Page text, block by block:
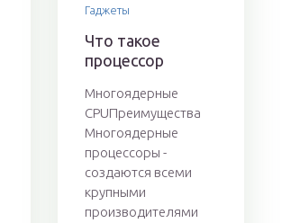
Гаджеты
Что такое
процессор
Многоядерные
CPUПреимущества
Многоядерные
процессоры -
создаются всеми
крупными
производителями